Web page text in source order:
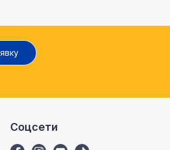
Соцсети